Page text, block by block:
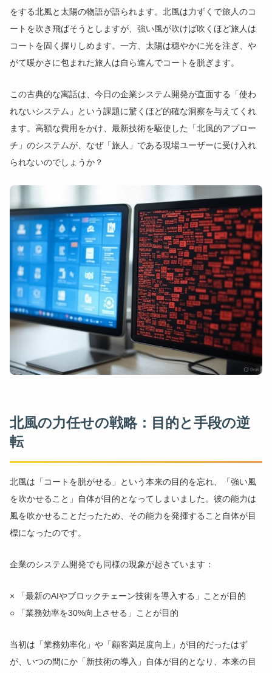
をする北風と太陽の物語が語られます。北風は力ずくで旅人のコ
ートを吹き飛ばそうとしますが、強い風が吹けば吹くほど旅人は
コートを固く握りしめます。一方、太陽は穏やかに光を注ぎ、や
がて暖かさに包まれた旅人は自ら進んでコートを脱ぎます。
この古典的な寓話は、今日の企業システム開発が直面する「使わ
れないシステム」という課題に驚くほど的確な洞察を与えてくれ
ます。高額な費用をかけ、最新技術を駆使した「北風的アプロー
チ」のシステムが、なぜ「旅人」である現場ユーザーに受け入れ
られないのでしょうか？
北風の力任せの戦略：目的と手段の逆
転
北風は「コートを脱がせる」という本来の目的を忘れ、「強い風
を吹かせること」自体が目的となってしまいました。彼の能力は
風を吹かせることだったため、その能力を発揮すること自体が目
標になったのです。
企業のシステム開発でも同様の現象が起きています：
× 「最新のAIやブロックチェーン技術を導入する」ことが目的
○ 「業務効率を30%向上させる」ことが目的
当初は「業務効率化」や「顧客満足度向上」が目的だったはず
が、いつの間にか「新技術の導入」自体が目的となり、本来の目